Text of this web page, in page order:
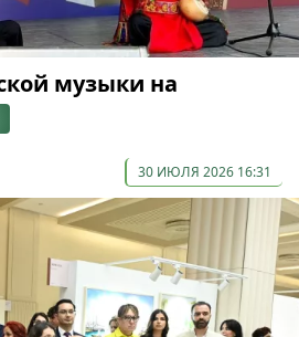
музыки на
30 ИЮЛЯ 2026 16:31